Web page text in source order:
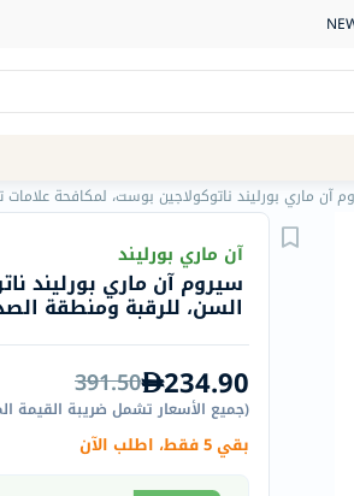
Navigation
الصيدلية
الماركات
Humantara
carroten
betadine
آن ماري بورليند ناتوكولاجين بوست، لمكافحة علامات
آن ماري بورليند
سيروم آن ماري بورليند
السن، للرقبة ومنطقة الصدر،
234.90
391.50
(جميع الأسعار تشمل ضريبة القيمة
بقي 5 فقط، اطلب الآن